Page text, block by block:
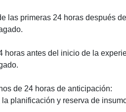
las primeras 24 horas después
horas antes del inicio de la
de 24 horas de anticipación:
planificación y reserva de